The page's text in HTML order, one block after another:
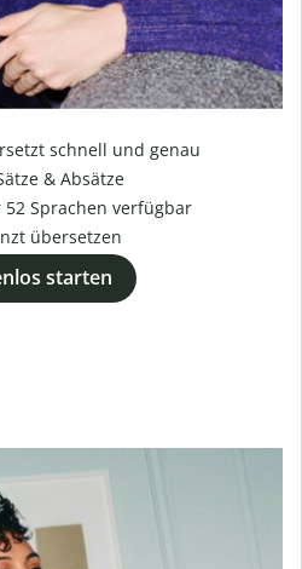
schnell und genau
& Absätze
52 Sprachen verfügbar
übersetzen
starten